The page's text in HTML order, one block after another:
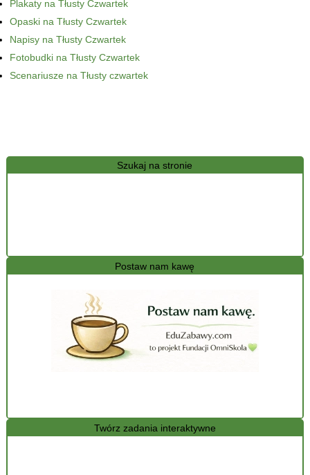
Szukaj na stronie
Postaw nam kawę
Twórz zadania interaktywne
Plakaty na Tłusty Czwartek
Opaski na Tłusty Czwartek
Napisy na Tłusty Czwartek
Fotobudki na Tłusty Czwartek
Scenariusze na Tłusty czwartek